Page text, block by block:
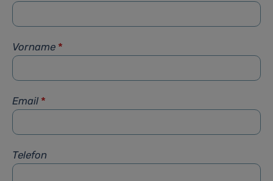
Vorname *
Email *
Telefon